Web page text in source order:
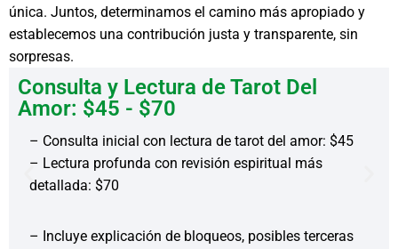
única. Juntos, determinamos el camino más apropiado y
establecemos una contribución justa y transparente, sin
sorpresas.
Consulta y Lectura de Tarot Del
Amor: $45 - $70
– Consulta inicial con lectura de tarot del amor: $45
– Lectura profunda con revisión espiritual más
detallada: $70
– Incluye explicación de bloqueos, posibles terceras